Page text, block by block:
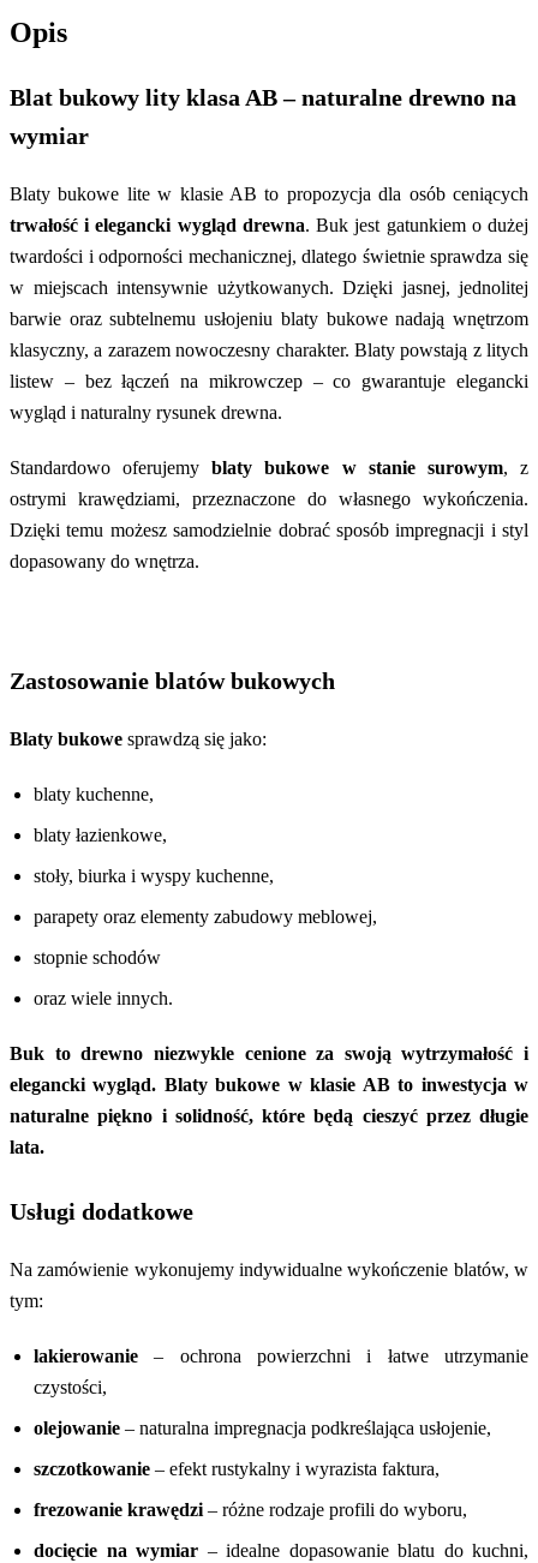
Opis
Blat bukowy lity klasa AB – naturalne drewno na
wymiar
Blaty bukowe lite w klasie AB to propozycja dla osób ceniących
trwałość i elegancki wygląd drewna. Buk jest gatunkiem o dużej
twardości i odporności mechanicznej, dlatego świetnie sprawdza się
w miejscach intensywnie użytkowanych. Dzięki jasnej, jednolitej
barwie oraz subtelnemu usłojeniu blaty bukowe nadają wnętrzom
klasyczny, a zarazem nowoczesny charakter. Blaty powstają z litych
listew – bez łączeń na mikrowczep – co gwarantuje elegancki
wygląd i naturalny rysunek drewna.
Standardowo oferujemyblaty bukowe w stanie surowym, z
ostrymi krawędziami, przeznaczone do własnego wykończenia.
Dzięki temu możesz samodzielnie dobrać sposób impregnacji i styl
dopasowany do wnętrza.
Zastosowanie blatów bukowych
Blaty bukowe sprawdzą się jako:
blaty kuchenne,
blaty łazienkowe,
stoły, biurka i wyspy kuchenne,
parapety oraz elementy zabudowy meblowej,
stopnie schodów
oraz wiele innych.
Buk to drewno niezwykle cenione za swoją wytrzymałość i
elegancki wygląd. Blaty bukowe w klasie AB to inwestycja w
naturalne piękno i solidność, które będą cieszyć przez długie
lata.
Usługi dodatkowe
Na zamówienie wykonujemy indywidualne wykończenie blatów, w
tym:
lakierowanie – ochrona powierzchni i łatwe utrzymanie
czystości,
olejowanie – naturalna impregnacja podkreślająca usłojenie,
szczotkowanie – efekt rustykalny i wyrazista faktura,
frezowanie krawędzi – różne rodzaje profili do wyboru,
docięcie na wymiar – idealne dopasowanie blatu do kuchni,